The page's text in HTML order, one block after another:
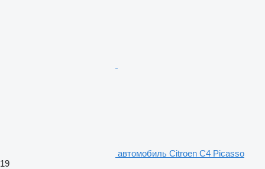
автомобиль Citroen C4 Picasso
19